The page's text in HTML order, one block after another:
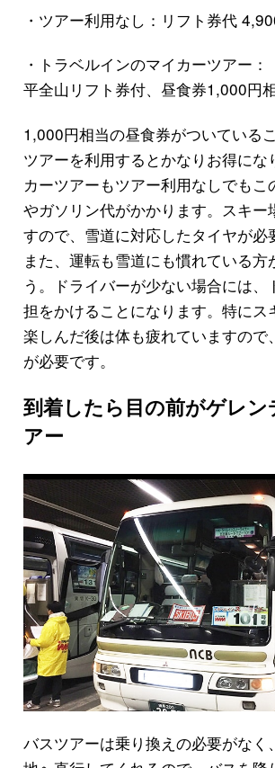
・ツアー利用なし：リフト券代
・トラベルインのマイカーツアー
平全山リフト券付、昼食券1,000円相
1,000円相当の昼食券がついている
ツアーを利用するとかなりお得にな
カーツアーもツアー利用なしでもこ
やガソリン代がかかります。スキー
すので、雪道に対応したタイヤが必
また、運転も雪道にも慣れている方
う。ドライバーが少ない場合には、
担をかけることになります。特にス
楽しんだ後は体も疲れていますので
が必要です。
到着したら目の前がゲレン
アー
バスツアーは乗り換えの必要がなく